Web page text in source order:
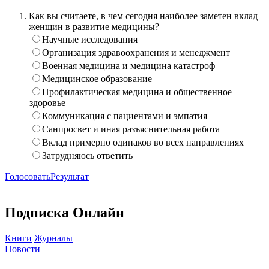
Как вы считаете, в чем сегодня наиболее заметен вклад
женщин в развитие медицины?
Научные исследования
Организация здравоохранения и менеджмент
Военная медицина и медицина катастроф
Медицинское образование
Профилактическая медицина и общественное
здоровье
Коммуникация с пациентами и эмпатия
Санпросвет и иная разъяснительная работа
Вклад примерно одинаков во всех направлениях
Затрудняюсь ответить
ГолосоватьРезультат
Подписка Онлайн
Книги Журналы
Новости